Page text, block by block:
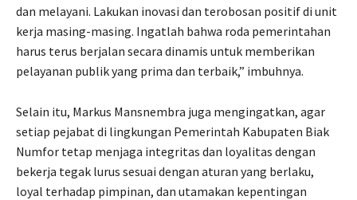
dan melayani. Lakukan inovasi dan terobosan positif di unit
kerja masing-masing. Ingatlah bahwa roda pemerintahan
harus terus berjalan secara dinamis untuk memberikan
pelayanan publik yang prima dan terbaik,” imbuhnya.
Selain itu, Markus Mansnembra juga mengingatkan, agar
setiap pejabat di lingkungan Pemerintah Kabupaten Biak
Numfor tetap menjaga integritas dan loyalitas dengan
bekerja tegak lurus sesuai dengan aturan yang berlaku,
loyal terhadap pimpinan, dan utamakan kepentingan